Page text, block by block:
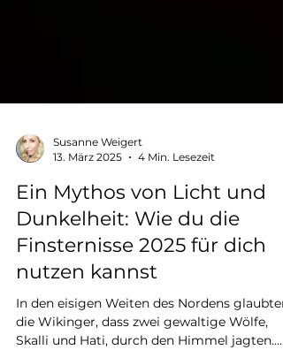
13. März 2025
4 Min. Lesezeit
Ein Mythos von Licht und
Dunkelheit: Wie du die
Finsternisse 2025 für dich
nutzen kannst
In den eisigen Weiten des Nordens glaubten